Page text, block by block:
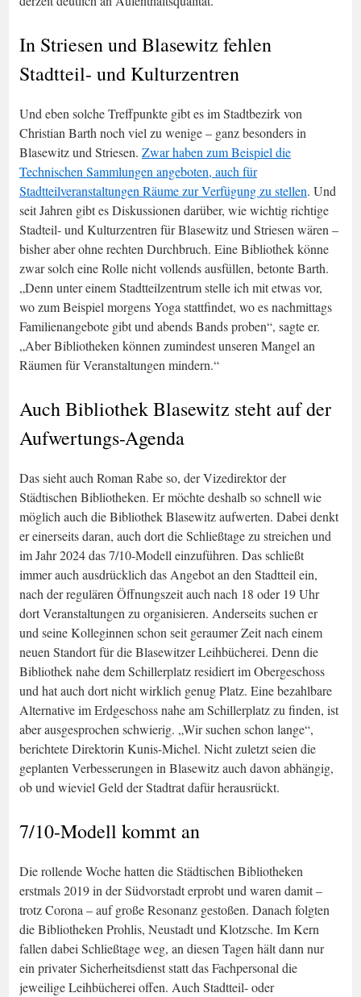
In Striesen und Blasewitz fehlen
Stadtteil- und Kulturzentren
Und eben solche Treffpunkte gibt es im Stadtbezirk von
Christian Barth noch viel zu wenige – ganz besonders in
Blasewitz und Striesen. Zwar haben zum Beispiel die
Technischen Sammlungen angeboten, auch für
Stadtteilveranstaltungen Räume zur Verfügung zu stellen. Und
seit Jahren gibt es Diskussionen darüber, wie wichtig richtige
Stadteil- und Kulturzentren für Blasewitz und Striesen wären –
bisher aber ohne rechten Durchbruch. Eine Bibliothek könne
zwar solch eine Rolle nicht vollends ausfüllen, betonte Barth.
„Denn unter einem Stadtteilzentrum stelle ich mit etwas vor,
wo zum Beispiel morgens Yoga stattfindet, wo es nachmittags
Familienangebote gibt und abends Bands proben“, sagte er.
„Aber Bibliotheken können zumindest unseren Mangel an
Räumen für Veranstaltungen mindern.“
Auch Bibliothek Blasewitz steht auf der
Aufwertungs-Agenda
Das sieht auch Roman Rabe so, der Vizedirektor der
Städtischen Bibliotheken. Er möchte deshalb so schnell wie
möglich auch die Bibliothek Blasewitz aufwerten. Dabei denkt
er einerseits daran, auch dort die Schließtage zu streichen und
im Jahr 2024 das 7/10-Modell einzuführen. Das schließt
immer auch ausdrücklich das Angebot an den Stadtteil ein,
nach der regulären Öffnungszeit auch nach 18 oder 19 Uhr
dort Veranstaltungen zu organisieren. Anderseits suchen er
und seine Kolleginnen schon seit geraumer Zeit nach einem
neuen Standort für die Blasewitzer Leihbücherei. Denn die
Bibliothek nahe dem Schillerplatz residiert im Obergeschoss
und hat auch dort nicht wirklich genug Platz. Eine bezahlbare
Alternative im Erdgeschoss nahe am Schillerplatz zu finden, ist
aber ausgesprochen schwierig. „Wir suchen schon lange“,
berichtete Direktorin Kunis-Michel. Nicht zuletzt seien die
geplanten Verbesserungen in Blasewitz auch davon abhängig,
ob und wieviel Geld der Stadtrat dafür herausrückt.
7/10-Modell kommt an
Die rollende Woche hatten die Städtischen Bibliotheken
erstmals 2019 in der Südvorstadt erprobt und waren damit –
trotz Corona – auf große Resonanz gestoßen. Danach folgten
die Bibliotheken Prohlis, Neustadt und Klotzsche. Im Kern
fallen dabei Schließtage weg, an diesen Tagen hält dann nur
ein privater Sicherheitsdienst statt das Fachpersonal die
jeweilige Leihbücherei offen. Auch Stadtteil- oder